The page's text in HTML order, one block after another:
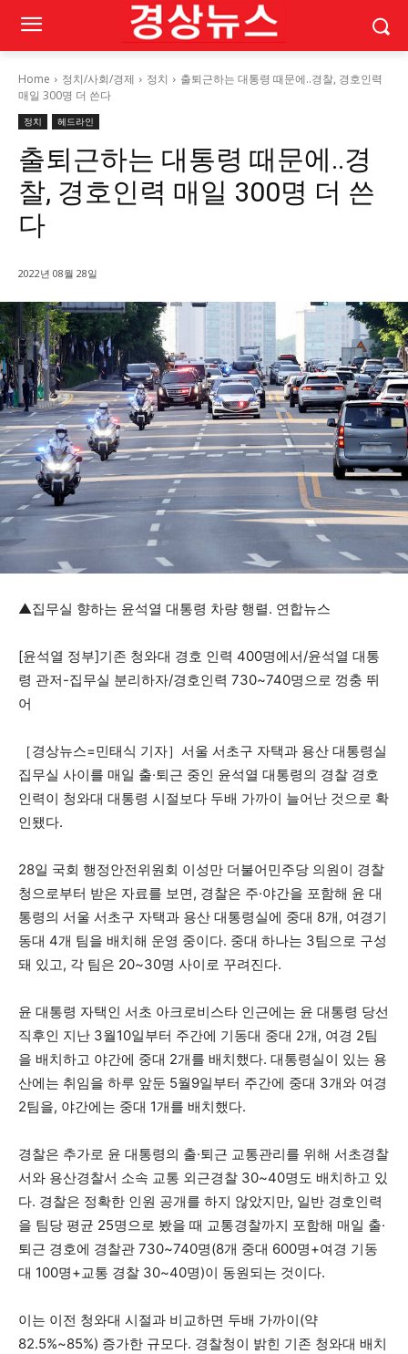
Home 정치/사회/경제 정치
출퇴근하는 대통령 때문에..경찰, 경호인력
매일 300명 더 쓴다
정치 헤드라인
출퇴근하는 대통령 때문에..경
찰, 경호인력 매일 300명 더 쓴
다
2022년 08월 28일
▲집무실 향하는 윤석열 대통령 차량 행렬. 연합뉴스
[윤석열 정부]기존 청와대 경호 인력 400명에서/윤석열 대통
령 관저-집무실 분리하자/경호인력 730~740명으로 껑충 뛰
어
［경상뉴스=민태식 기자］서울 서초구 자택과 용산 대통령실
집무실 사이를 매일 출·퇴근 중인 윤석열 대통령의 경찰 경호
인력이 청와대 대통령 시절보다 두배 가까이 늘어난 것으로 확
인됐다.
28일 국회 행정안전위원회 이성만 더불어민주당 의원이 경찰
청으로부터 받은 자료를 보면, 경찰은 주·야간을 포함해 윤 대
통령의 서울 서초구 자택과 용산 대통령실에 중대 8개, 여경기
동대 4개 팀을 배치해 운영 중이다. 중대 하나는 3팀으로 구성
돼 있고, 각 팀은 20~30명 사이로 꾸려진다.
윤 대통령 자택인 서초 아크로비스타 인근에는 윤 대통령 당선
직후인 지난 3월10일부터 주간에 기동대 중대 2개, 여경 2팀
을 배치하고 야간에 중대 2개를 배치했다. 대통령실이 있는 용
산에는 취임을 하루 앞둔 5월9일부터 주간에 중대 3개와 여경
2팀을, 야간에는 중대 1개를 배치했다.
경찰은 추가로 윤 대통령의 출·퇴근 교통관리를 위해 서초경찰
서와 용산경찰서 소속 교통 외근경찰 30~40명도 배치하고 있
다. 경찰은 정확한 인원 공개를 하지 않았지만, 일반 경호인력
을 팀당 평균 25명으로 봤을 때 교통경찰까지 포함해 매일 출·
퇴근 경호에 경찰관 730~740명(8개 중대 600명+여경 기동
대 100명+교통 경찰 30~40명)이 동원되는 것이다.
이는 이전 청와대 시절과 비교하면 두배 가까이(약
82.5%~85%) 증가한 규모다. 경찰청이 밝힌 기존 청와대 배치